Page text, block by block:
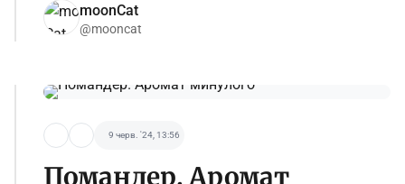
moonCat
@mooncat
9 черв. '24, 13:56
Помандер. Аромат